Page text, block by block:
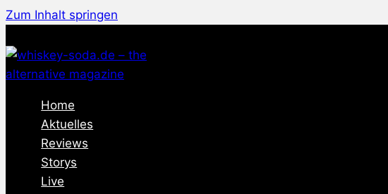
Zum Inhalt springen
Home
Aktuelles
Reviews
Storys
Live